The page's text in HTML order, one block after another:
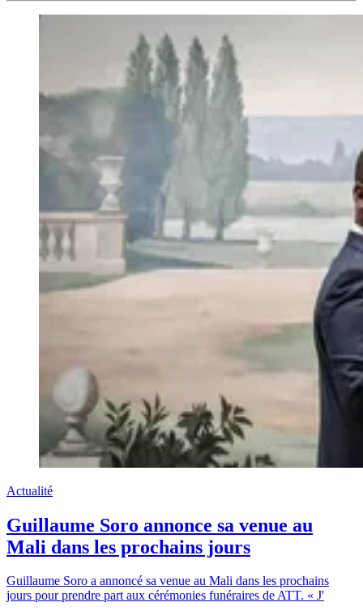
Actualité
Guillaume Soro annonce sa venue au
Mali dans les prochains jours
Guillaume Soro a annoncé sa venue au Mali dans les prochains
jours pour prendre part aux cérémonies funéraires de ATT. « J'